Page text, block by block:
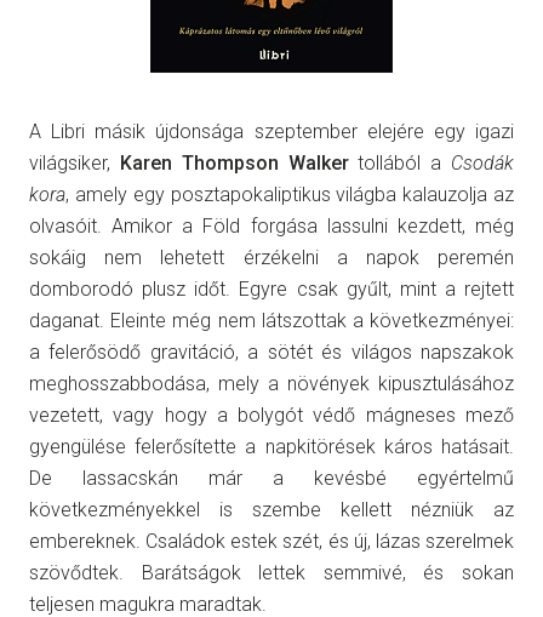
A Libri másik újdonsága szeptember elejére egy igazi
világsiker, Karen Thompson Walkertollából a Csodák
kora, amely egy posztapokaliptikus világba kalauzolja az
olvasóit. Amikor a Föld forgása lassulni kezdett, még
sokáig nem lehetett érzékelni a napok peremén
domborodó plusz időt. Egyre csak gyűlt, mint a rejtett
daganat. Eleinte még nem látszottak a következményei:
a felerősödő gravitáció, a sötét és világos napszakok
meghosszabbodása, mely a növények kipusztulásához
vezetett, vagy hogy a bolygót védő mágneses mező
gyengülése felerősítette a napkitörések káros hatásait.
De lassacskán már a kevésbé egyértelmű
következményekkel is szembe kellett nézniük az
embereknek. Családok estek szét, és új, lázas szerelmek
szövődtek. Barátságok lettek semmivé, és sokan
teljesen magukra maradtak.